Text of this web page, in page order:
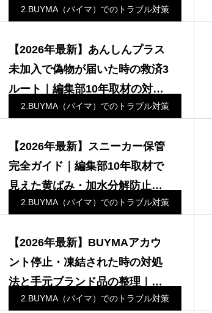
判断する典型例
2.BUYMA（バイマ）でのトラブル対策
【2026年最新】あんしんプラス
未加入で偽物が届いた時の救済3
ルート｜編集部10年取材の対処
総合｜ザ・バイヤーズ編集部
2.BUYMA（バイマ）でのトラブル対策
【2026年最新】スニーカー保管
完全ガイド｜編集部10年取材で
見えた黄ばみ・加水分解防止と
早期換金の判断軸
2.BUYMA（バイマ）でのトラブル対策
【2026年最新】BUYMAアカウ
ント停止・凍結された時の対処
法と手元ブランド品の整理｜
ザ・バイヤーズ編集部
2.BUYMA（バイマ）でのトラブル対策